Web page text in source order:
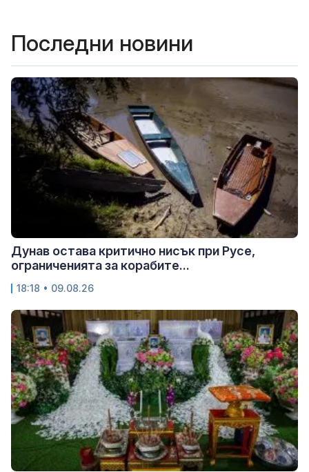
Последни новини
Дунав остава критично нисък при Русе,
ограниченията за корабите...
18:18 • 09.08.26